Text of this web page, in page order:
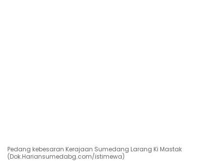
Pedang kebesaran Kerajaan Sumedang Larang Ki Mastak
(Dok.Hariansumedabg.com/istimewa)